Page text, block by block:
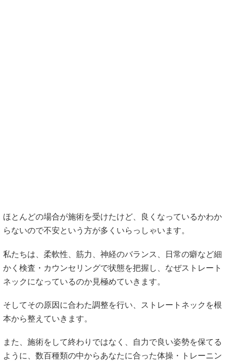
ほとんどの場合が施術を受けたけど、良くなっているかわか
らないので不安という方が多くいらっしゃいます。
私たちは、柔軟性、筋力、神経のバランス、日常の癖など細
かく検査・カウンセリングで状態を把握し、なぜストレート
ネックになっているのか見極めていきます。
そしてその原因に合わた調整を行い、ストレートネックを根
本から整えていきます。
また、施術をして終わりではなく、自力で良い姿勢を保てる
ように、数百種類の中からあなたに合った体操・トレーニン